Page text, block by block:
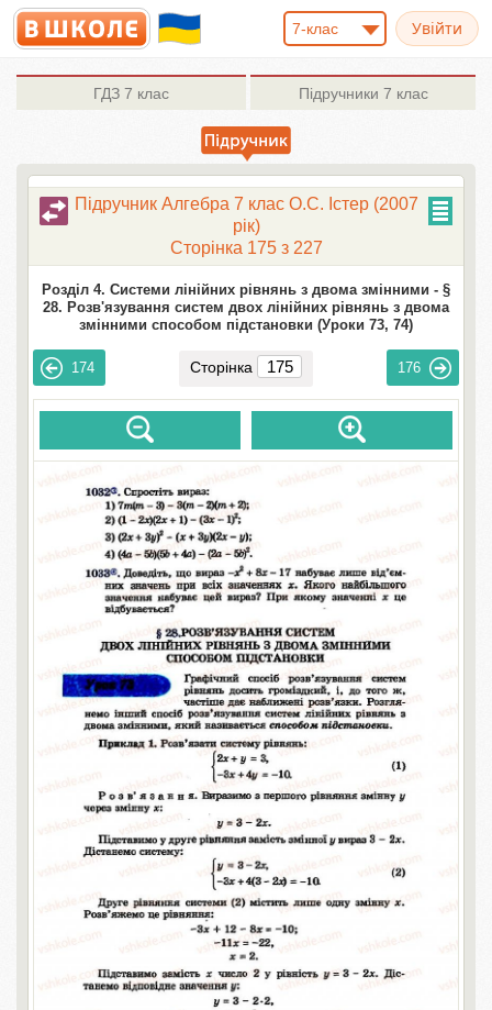
7-клас
ГДЗ 7 клас Підручники 7 клас
Підручник Алгебра 7 клас О.С. Істер (2007
рік)
Сторінка 175 з 227
Розділ 4. Системи лінійних рівнянь з двома змінними - §
28. Розв'язування систем двох лінійних рівнянь з двома
змінними способом підстановки (Уроки 73, 74)
174 Сторінка 176